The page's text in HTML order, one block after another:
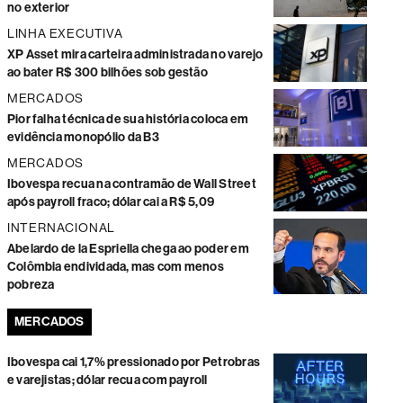
no exterior
LINHA EXECUTIVA
XP Asset mira carteira administrada no varejo
ao bater R$ 300 bilhões sob gestão
MERCADOS
Pior falha técnica de sua história coloca em
evidência monopólio da B3
MERCADOS
Ibovespa recua na contramão de Wall Street
após payroll fraco; dólar cai a R$ 5,09
INTERNACIONAL
Abelardo de la Espriella chega ao poder em
Colômbia endividada, mas com menos
pobreza
MERCADOS
Ibovespa cai 1,7% pressionado por Petrobras
e varejistas; dólar recua com payroll